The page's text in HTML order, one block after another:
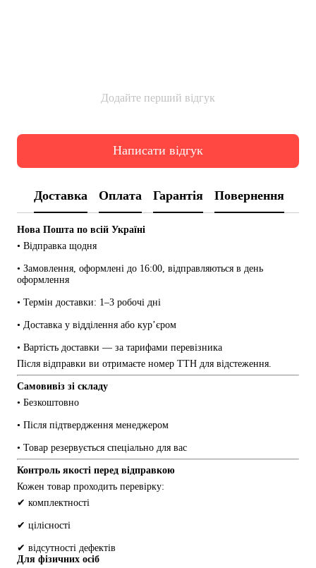
Додайте перший відгук
Написати відгук
Доставка Оплата Гарантія Повернення
Нова Пошта по всій Україні
• Відправка щодня
• Замовлення, оформлені до 16:00, відправляються в день
оформлення
• Термін доставки: 1–3 робочі дні
• Доставка у відділення або кур’єром
• Вартість доставки — за тарифами перевізника
Після відправки ви отримаєте номер ТТН для відстеження.
Самовивіз зі складу
• Безкоштовно
• Після підтвердження менеджером
• Товар резервується спеціально для вас
Контроль якості перед відправкою
Кожен товар проходить перевірку:
✔ комплектності
✔ цілісності
✔ відсутності дефектів
Для фізичних осіб